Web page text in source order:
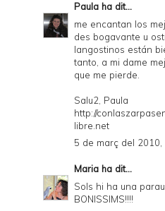
Paula ha dit...
me encantan los
des bogavante u
langostinos están
tanto, a mi dame
que me pierde.
Salu2, Paula
http://
libre.net
5 de març del 2010,
Maria ha dit...
Sols hi ha una
BONISSIMS!!!!